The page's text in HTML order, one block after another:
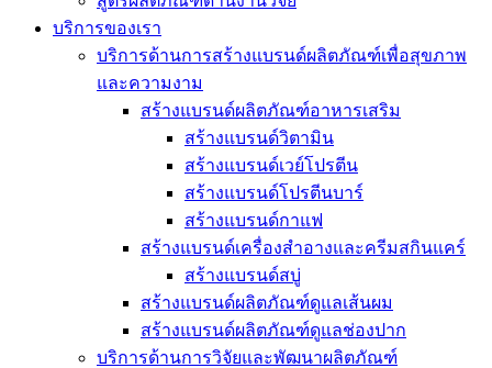
บริการของเรา
บริการด้านการสร้างแบรนด์ผลิตภัณฑ์เพื่อสุขภาพ
และความงาม
สร้างแบรนด์ผลิตภัณฑ์อาหารเสริม
สร้างแบรนด์วิตามิน
สร้างแบรนด์เวย์โปรตีน
สร้างแบรนด์โปรตีนบาร์
สร้างแบรนด์กาแฟ
สร้างแบรนด์เครื่องสำอางและครีมสกินแคร์
สร้างแบรนด์สบู่
สร้างแบรนด์ผลิตภัณฑ์ดูแลเส้นผม
สร้างแบรนด์ผลิตภัณฑ์ดูแลช่องปาก
บริการด้านการวิจัยและพัฒนาผลิตภัณฑ์